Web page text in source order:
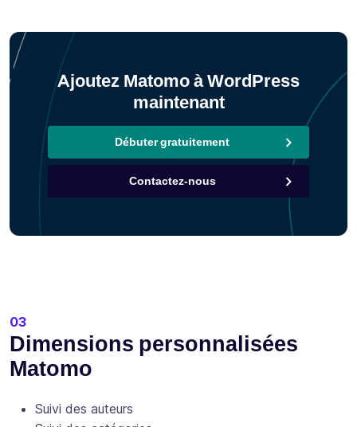
Ajoutez Matomo à WordPress
maintenant
Débuter gratuitement
Contactez-nous
03
Dimensions personnalisées
Matomo
Suivi des auteurs